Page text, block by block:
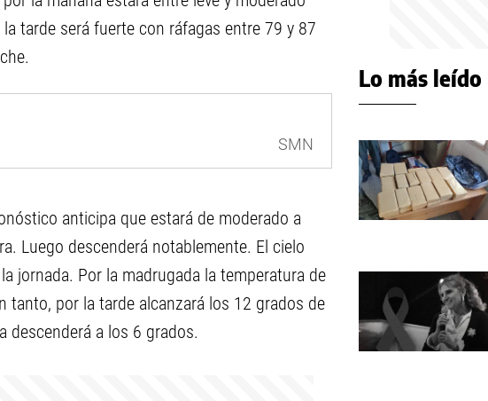
tarde será fuerte con ráfagas entre 79 y 87
SMN
anticipa que estará de moderado a
Luego descenderá notablemente. El cielo
jornada. Por la madrugada la temperatura de
tanto, por la tarde alcanzará los 12 grados de
descenderá a los 6 grados.
Lo más leído